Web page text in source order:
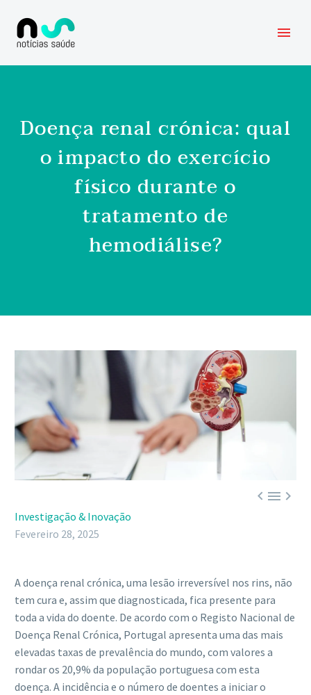
Doença renal crónica: qual
o impacto do exercício
físico durante o
tratamento de
hemodiálise?

Investigação & Inovação
Fevereiro 28, 2025
A doença renal crónica, uma lesão irreversível nos rins, não
tem cura e, assim que diagnosticada, fica presente para
toda a vida do doente. De acordo com o Registo Nacional de
Doença Renal Crónica, Portugal apresenta uma das mais
elevadas taxas de prevalência do mundo, com valores a
rondar os 20,9% da população portuguesa com esta
doença. A incidência e o número de doentes a iniciar o